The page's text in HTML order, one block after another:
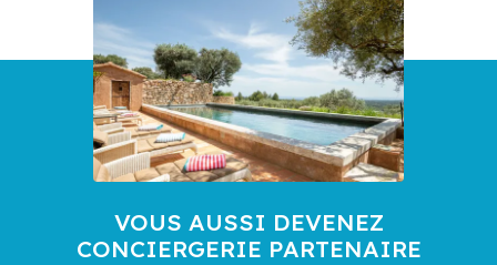
VOUS AUSSI DEVENEZ
CONCIERGERIE PARTENAIRE